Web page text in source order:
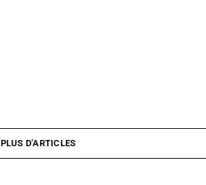
PLUS D’ARTICLES